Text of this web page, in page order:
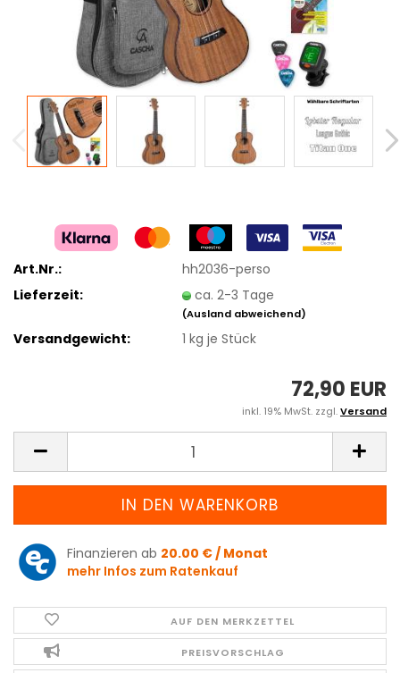
Art.Nr.:
hh2036-perso
Lieferzeit:
ca. 2-3 Tage
(Ausland abweichend)
Versandgewicht: 1 kg je Stück
72,90 EUR
inkl. 19% MwSt. zzgl.Versand
Finanzieren ab 20.00 € / Monat
mehr Infos zum Ratenkauf
AUF DEN MERKZETTEL
PREISVORSCHLAG